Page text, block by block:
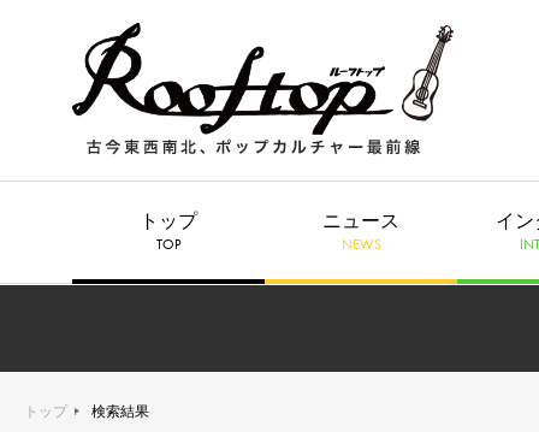
トップ
TOP
ニュース
NEWS
イン
トップ 検索結果